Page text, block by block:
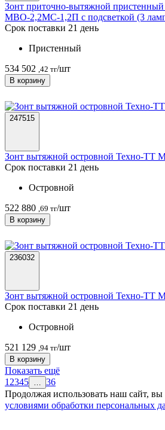
Зонт приточно-вытяжной
МВО-2,2МС-1,2П с подсветкой (3
Срок поставки 21 день
Пристенный
534 502 ,42 тг/шт
В корзину
247515
Зонт вытяжной островной Техно-
Срок поставки 21 день
Островной
522 880 ,69 тг/шт
В корзину
236032
Зонт вытяжной островной Техно-
Срок поставки 21 день
Островной
521 129 ,94 тг/шт
В корзину
Показать ещё
1 2345
36
Продолжая использовать наш сайт, вы
условиями обработки персональных